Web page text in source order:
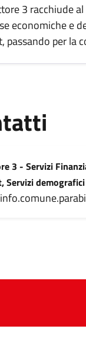
3 racchiude
economiche e
passando per la
3 - Servizi
Servizi